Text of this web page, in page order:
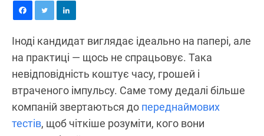
Іноді кандидат виглядає ідеально на папері, але
на практиці — щось не спрацьовує. Така
невідповідність коштує часу, грошей і
втраченого імпульсу. Саме тому дедалі більше
компаній звертаються до переднаймових
тестів, щоб чіткіше розуміти, кого вони